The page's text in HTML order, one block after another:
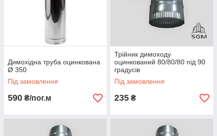
Димохідна труба оцинкована
Ø 350
Під замовлення
590 ₴/пог.м
Трійник димоходу
оцинкований 80/80/80 під 90
градусів
Під замовлення
235 ₴